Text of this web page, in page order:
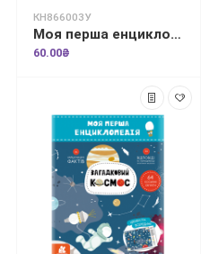
КН866003У
Моя перша енциклопедія. Такі різні машини
60.00₴